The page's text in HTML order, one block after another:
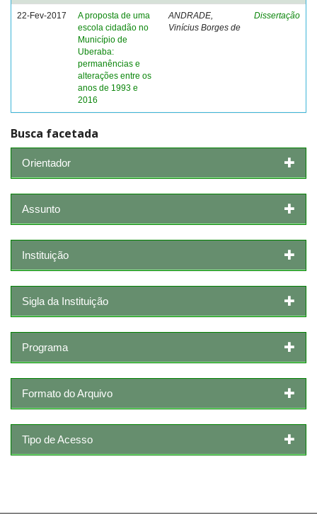
22-Fev-2017
A proposta de uma
escola cidadão no
Município de
Uberaba:
permanências e
alterações entre os
anos de 1993 e
2016
ANDRADE,
Vinícius Borges de
Dissertação
Busca facetada
Orientador
Assunto
Instituição
Sigla da Instituição
Programa
Formato do Arquivo
Tipo de Acesso